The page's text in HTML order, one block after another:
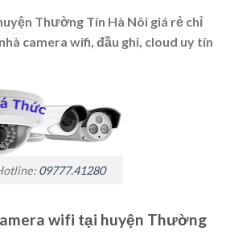
Thường Tín Hà Nôi giá rẻ chỉ
camera wifi, đầu ghi, cloud uy tín
09777.41280
wifi tại huyện Thường